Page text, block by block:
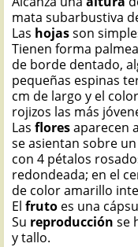
mata subarbustiva
Las hojasson
Tienen forma
de borde dentado,
pequeñas espinas
cm de largo y el
rojizos las más
Las floresaparecen
se asientan sobre
con 4 pétalos
redondeada; en el
de color amarillo
El fruto es una
Su reproducción se
y tallo.